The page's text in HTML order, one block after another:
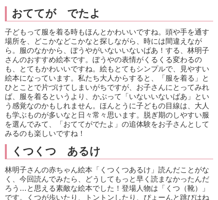
おててが でたよ
子どもって服を着る時もほんとかわいいですね。頭や手を通す
場所を、どこかなどこかなと探しながら、時には間違えなが
ら。服のなかから、ぼうやがいないいないばあ！する、林明子
さんのおすすめ絵本です。ぼうやの表情がくるくる変わるの
も、とてもかわいいですね。絵もとてもシンプルで、見やすい
絵本になっています。私たち大人からすると、「服を着る」と
ひとことで片づけてしまいがちですが、お子さんにとってみれ
ば、服を着るというより、かぶって「いないいないばあ」とい
う感覚なのかもしれません。ほんとうに子どもの目線は、大人
も学ぶものが多いなと日々常々思います。脱ぎ期のしやすい服
を選んでみて、「おててがでたよ」の追体験をお子さんとして
みるのも楽しいですね！
くつくつ あるけ
林明子さんの赤ちゃん絵本「くつくつあるけ」読んだことがな
く、今回読んでみたら、どうしてもっと早く読まなかったんだ
ろう…と思える素敵な絵本でした！登場人物は「くつ（靴）」
です。くつが歩いたり、トントンしたり、ぴょーんと跳びはね